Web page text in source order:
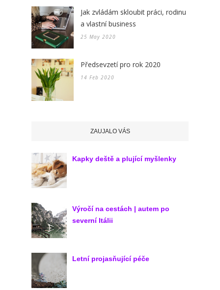
Jak zvládám skloubit práci, rodinu
a vlastní business
25 May 2020
Předsevzetí pro rok 2020
14 Feb 2020
ZAUJALO VÁS
Kapky deště a plující myšlenky
Výročí na cestách | autem po
severní Itálii
Letní projasňující péče